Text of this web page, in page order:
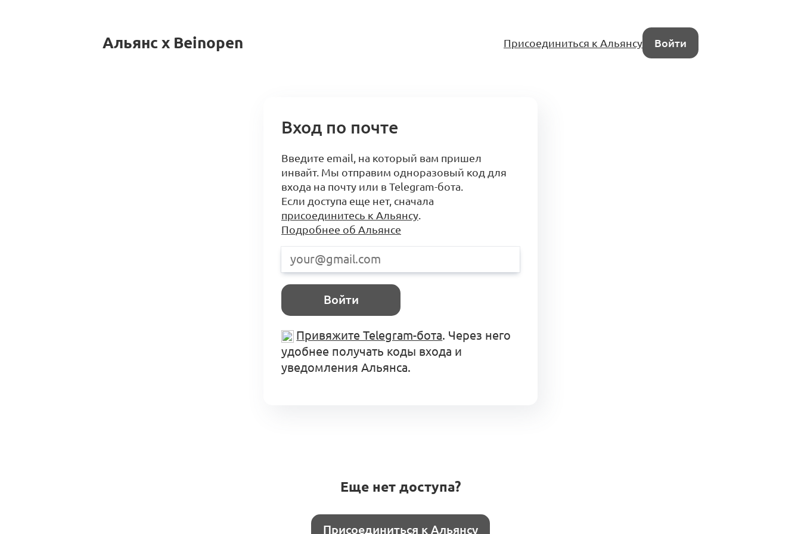
Альянс x Beinopen Присоединиться к Альянсу Войти
Вход по почте
Введите email, на который вам пришел
инвайт. Мы отправим одноразовый код для
входа на почту или в Telegram-бота.
Если доступа еще нет, сначала
присоединитесь к Альянсу.
Подробнее об Альянсе
Войти
Привяжите Telegram-бота. Через него
удобнее получать коды входа и
уведомления Альянса.
Еще нет доступа?
Присоединиться к Альянсу